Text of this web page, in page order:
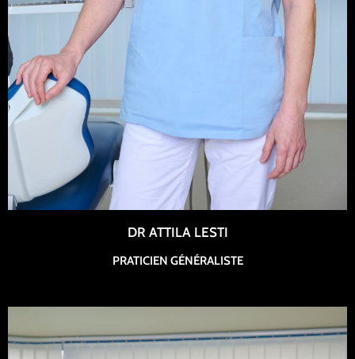
DR ATTILA LESTI
PRATICIEN GÉNÉRALISTE